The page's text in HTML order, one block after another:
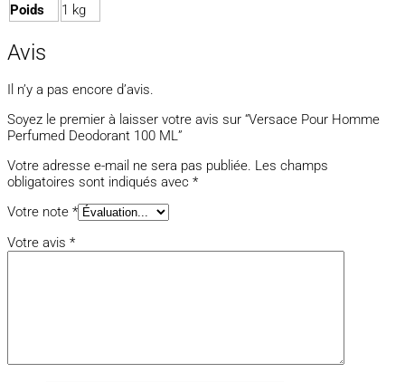
Poids 1 kg
Avis
Il n’y a pas encore d’avis.
Soyez le premier à laisser votre avis sur “Versace Pour Homme
Perfumed Deodorant 100 ML”
Votre adresse e-mail ne sera pas publiée. Les champs
obligatoires sont indiqués avec *
Votre note *
Votre avis *